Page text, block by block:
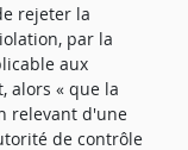
rejeter la
par la
aux
alors « que la
relevant d'une
de contrôle